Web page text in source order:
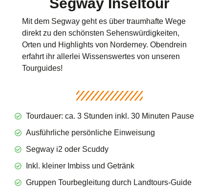
Mit dem Segway geht es über traumhafte Wege
direkt zu den schönsten Sehenswürdigkeiten,
Orten und Highlights von Norderney. Obendrein
erfahrt ihr allerlei Wissenswertes von unseren
Tourguides!
Tourdauer: ca. 3 Stunden inkl. 30 Minuten Pause
Ausführliche persönliche Einweisung
Segway i2 oder Scuddy
Inkl. kleiner Imbiss und Getränk
Gruppen Tourbegleitung durch Landtours-Guide